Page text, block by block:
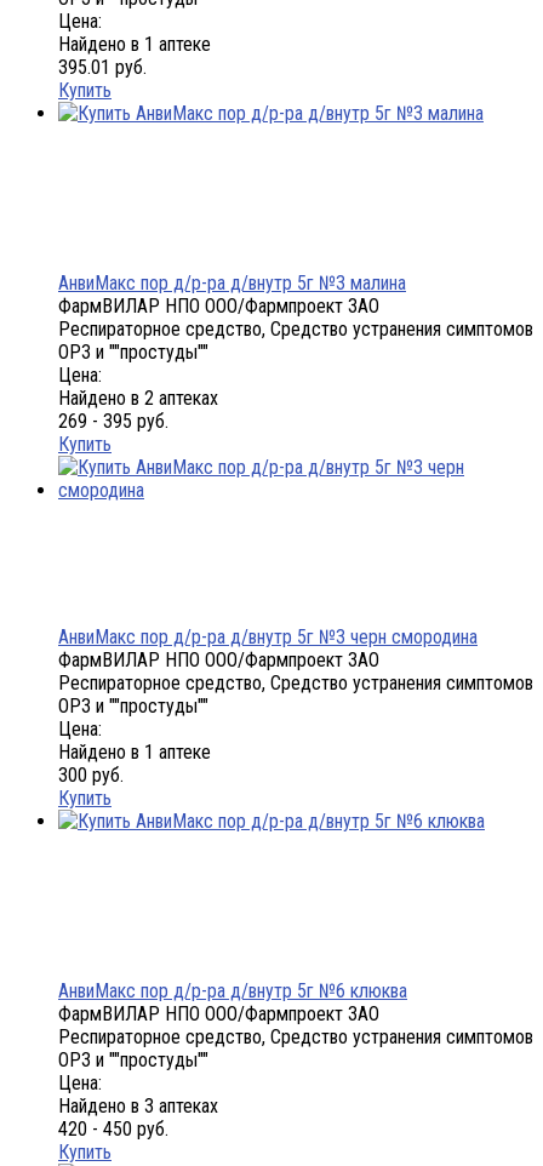
Цена:
Найдено в 1 аптеке
395.01 руб.
Купить
АнвиМакс пор д/р-ра д/внутр 5г №3 малина
ФармВИЛАР НПО ООО/Фармпроект ЗАО
Респираторное средство, Средство устранения симптомов
ОРЗ и ""простуды""
Цена:
Найдено в 2 аптеках
269 - 395 руб.
Купить
АнвиМакс пор д/р-ра д/внутр 5г №3 черн смородина
ФармВИЛАР НПО ООО/Фармпроект ЗАО
Респираторное средство, Средство устранения симптомов
ОРЗ и ""простуды""
Цена:
Найдено в 1 аптеке
300 руб.
Купить
АнвиМакс пор д/р-ра д/внутр 5г №6 клюква
ФармВИЛАР НПО ООО/Фармпроект ЗАО
Респираторное средство, Средство устранения симптомов
ОРЗ и ""простуды""
Цена:
Найдено в 3 аптеках
420 - 450 руб.
Купить